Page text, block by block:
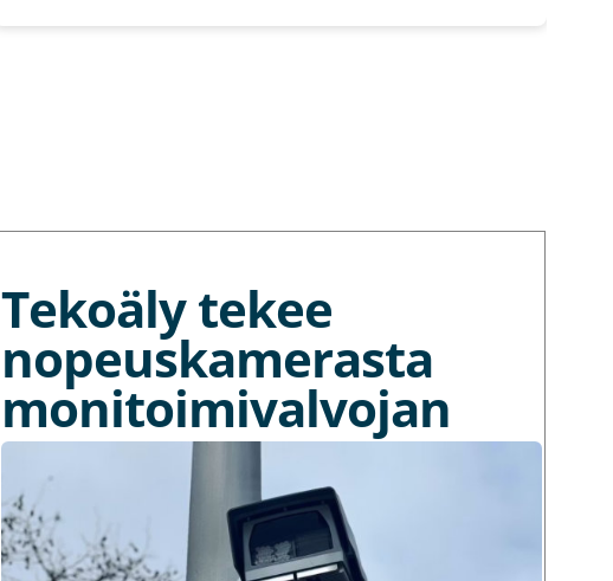
Tekoäly tekee
nopeuskamerasta
monitoimivalvojan